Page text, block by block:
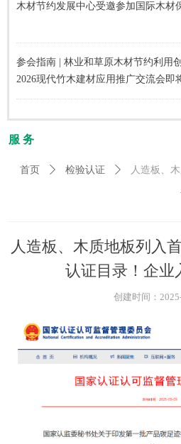
人造板、木质地板列入
认证目录！企业
服 务
首页 ꄲ 检验认证 ꄲ 人造板、
创建时间：
木材节约发展中心受邀参加国际木材
参会指南 | 林业和草原木材节约利用
2026现代竹木建材应用推广交流会即